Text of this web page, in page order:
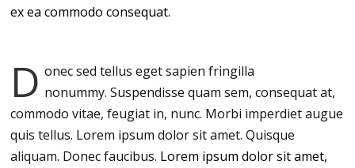
ex ea commodo consequat.
D onec sed tellus eget sapien fringilla
nonummy.Suspendisse quam sem, consequat at,
commodo vitae, feugiat in, nunc. Morbi imperdiet augue
quis tellus. Lorem ipsum dolor sit amet. Quisque
aliquam. Donec faucibus. Lorem ipsum dolor sit amet,